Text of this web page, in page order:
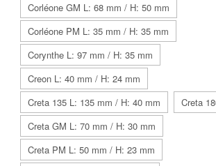
Corléone GM L: 68 mm / H: 50 mm
Corléone PM L: 35 mm / H: 35 mm
Corynthe L: 97 mm / H: 35 mm
Creon L: 40 mm / H: 24 mm
Creta 135 L: 135 mm / H: 40 mm
Creta
Creta GM L: 70 mm / H: 30 mm
Creta PM L: 50 mm / H: 23 mm